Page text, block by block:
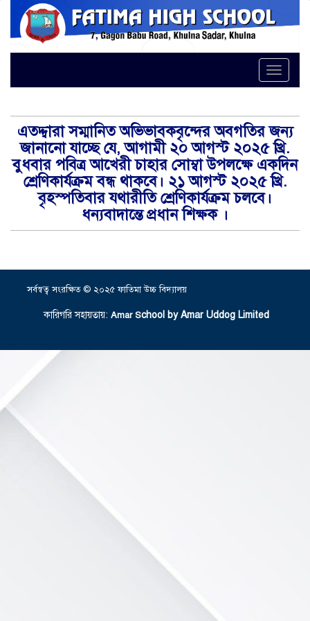
এতদ্দ্বারা সম্মানিত অভিভাবকবৃন্দের অবগতির জন্য
জানানো যাচ্ছে যে, আগামী ২০ আগস্ট ২০২৫ খ্রি.
বুধবার পবিত্র আখেরী চাহার সোম্বা উপলক্ষে একদিন
শ্রেণিকার্যক্রম বন্ধ থাকবে। ২১ আগস্ট ২০২৫ খ্রি.
বৃহস্পতিবার যথারীতি শ্রেণিকার্যক্রম চলবে।
ধন্যবাদান্তে প্রধান শিক্ষক ।
সর্বস্বত্ব সংরক্ষিত © ২০২৫ ফাতিমা উচ্চ বিদ্যালয়
কারিগরি সহায়তায়: Amar School by Amar Uddog Limited